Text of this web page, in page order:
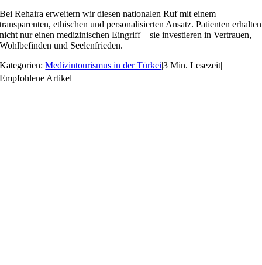
Bei Rehaira erweitern wir diesen nationalen Ruf mit einem
transparenten, ethischen und personalisierten Ansatz. Patienten erhalten
nicht nur einen medizinischen Eingriff – sie investieren in Vertrauen,
Wohlbefinden und Seelenfrieden.
Kategorien:Medizintourismus in der Türkei|3 Min. Lesezeit|
Empfohlene Artikel